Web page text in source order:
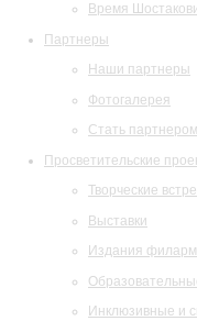
Время
Партнеры
Наши партнеры
Фотогалерея
Стать партнером
Просветительские
Творческие
Выставки
Издания
Инклюзивные и